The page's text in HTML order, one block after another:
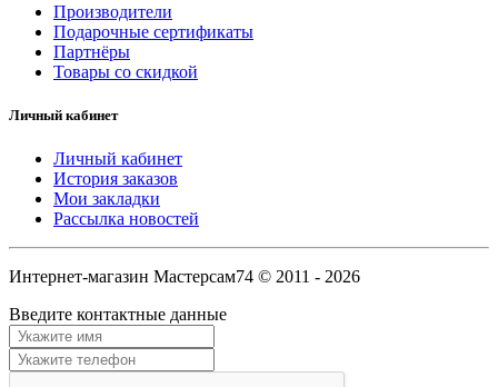
Производители
Подарочные сертификаты
Партнёры
Товары со скидкой
Личный кабинет
Личный кабинет
История заказов
Мои закладки
Рассылка новостей
Интернет-магазин Мастерсам74 © 2011 - 2026
Введите контактные данные